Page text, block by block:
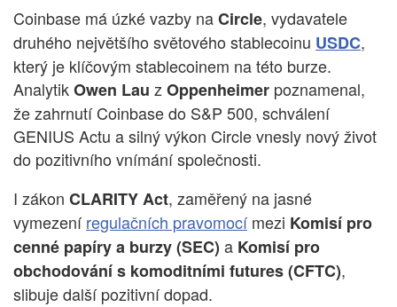
Coinbase má úzké vazby naCircle, vydavatele
druhého největšího světového stablecoinu USDC,
který je klíčovým stablecoinem na této burze.
AnalytikOwen Lau z Oppenheimer poznamenal,
že zahrnutí Coinbase do S&P 500, schválení
GENIUS Actu a silný výkon Circle vnesly nový život
do pozitivního vnímání společnosti.
I zákon CLARITY Act, zaměřený na jasné
vymezeníregulačních pravomocímezi Komisí pro
cenné papíry a burzy (SEC) a Komisí pro
obchodování s komoditními futures (CFTC),
slibuje další pozitivní dopad.